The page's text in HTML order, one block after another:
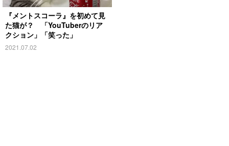
『メントスコーラ』を初めて見
た猫が？ 「YouTuberのリア
クション」「笑った」
2021.07.02